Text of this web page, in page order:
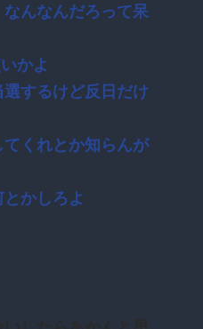
んなんだろって呆
かよ
するけど反日だけ
くれとか知らんが
かしろよ